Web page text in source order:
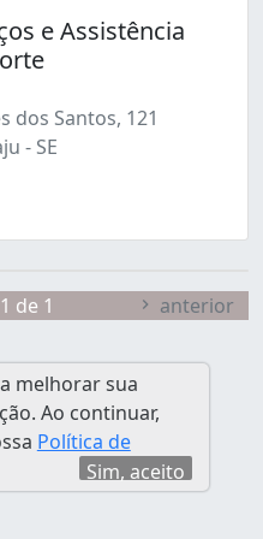
e Assistência
dos Santos, 121
- SE
de 1 anterior
melhorar sua
Ao continuar,
Política de
Sim, aceito